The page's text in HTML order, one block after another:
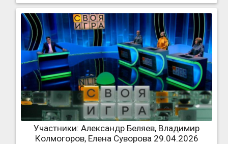
Участники: Александр Беляев, Владимир
Колмогоров, Елена Суворова 29.04.2026